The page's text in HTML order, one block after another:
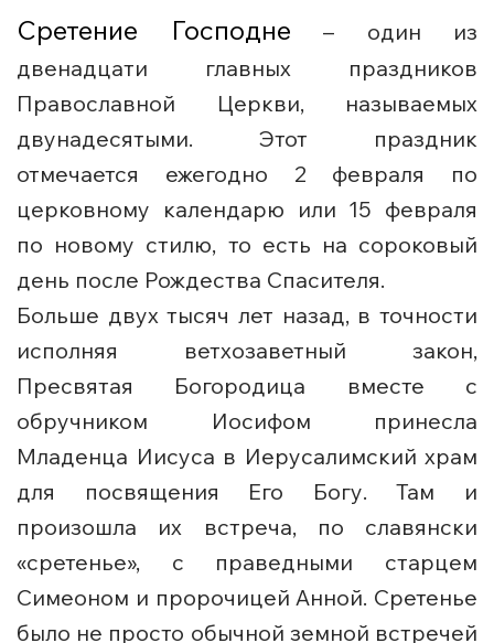
Сретение Господне – один из
двенадцати главных праздников
Православной Церкви, называемых
двунадесятыми. Этот праздник
отмечается ежегодно 2 февраля по
церковному календарю или 15 февраля
по новому стилю, то есть на сороковый
день после Рождества Спасителя.
Больше двух тысяч лет назад, в точности
исполняя ветхозаветный закон,
Пресвятая Богородица вместе с
обручником Иосифом принесла
Младенца Иисуса в Иерусалимский храм
для посвящения Его Богу. Там и
произошла их встреча, по славянски
«сретенье», с праведными старцем
Симеоном и пророчицей Анной. Сретенье
было не просто обычной земной встречей